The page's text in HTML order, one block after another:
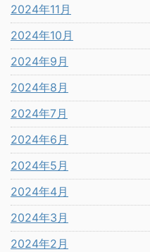
2024年11月
2024年10月
2024年9月
2024年8月
2024年7月
2024年6月
2024年5月
2024年4月
2024年3月
2024年2月